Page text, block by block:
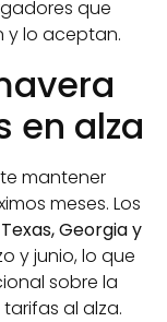
que
y lo aceptan.
en alza
mantener
meses. Los
Georgia y
y junio, lo que
sobre la
al alza.